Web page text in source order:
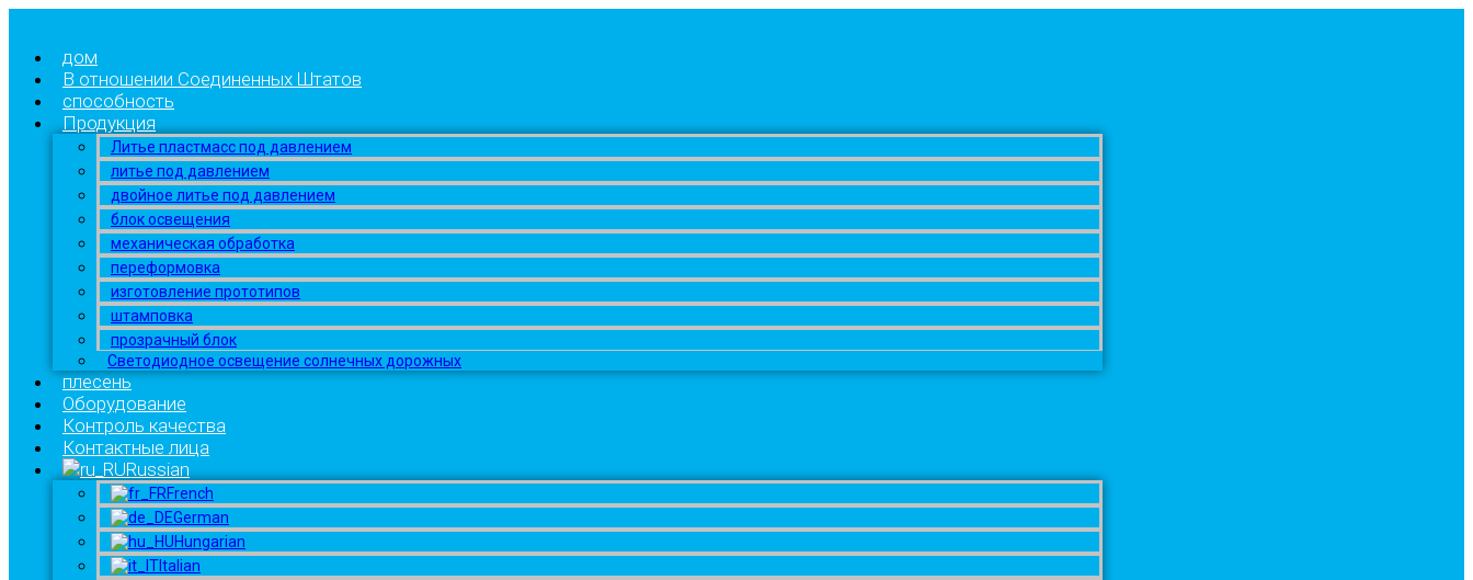
дом
В отношении Соединенных Штатов
способность
Продукция
Литье пластмасс под давлением
литье под давлением
двойное литье под давлением
блок освещения
механическая обработка
переформовка
изготовление прототипов
штамповка
прозрачный блок
Светодиодное освещение солнечных дорожных
плесень
Оборудование
Контроль качества
Контактные лица
Russian
French
German
Hungarian
Italian